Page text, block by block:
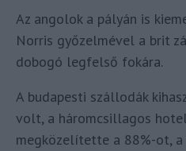
Az angolok a pályán is
Norris győzelmével a brit
dobogó legfelső fokára.
A budapesti szállodák
volt, a háromcsillagos
megközelítette a 88%-ot,